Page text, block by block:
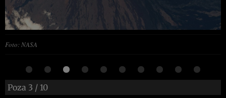
Foto: NASA
Poza 3 / 10